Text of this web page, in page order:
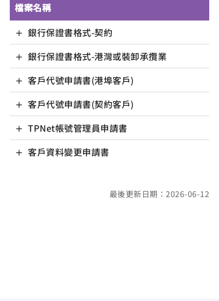
檔案名稱
銀行保證書格式-契約
銀行保證書格式-港灣或裝卸承攬業
客戶代號申請書(港埠客戶)
客戶代號申請書(契約客戶)
TPNet帳號管理員申請書
客戶資料變更申請書
最後更新日期：2026-06-12